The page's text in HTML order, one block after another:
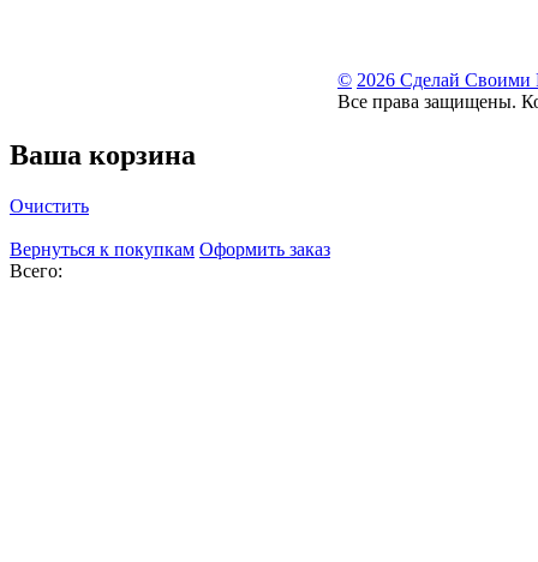
© 2026 Сделай Своими
Все права защищены.
Ваша корзина
Очистить
Вернуться к покупкам Оформить заказ
Всего: